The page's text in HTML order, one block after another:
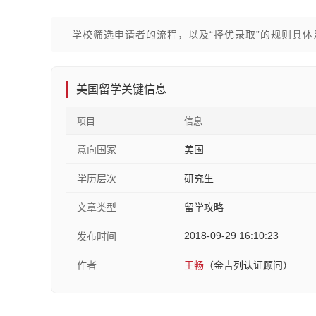
学校筛选申请者的流程，以及“择优录取”的规则具
美国留学关键信息
项目 信息
意向国家 美国
学历层次 研究生
文章类型 留学攻略
发布时间 2018-09-29 16:10:23
作者 王畅 （金吉列认证顾问）